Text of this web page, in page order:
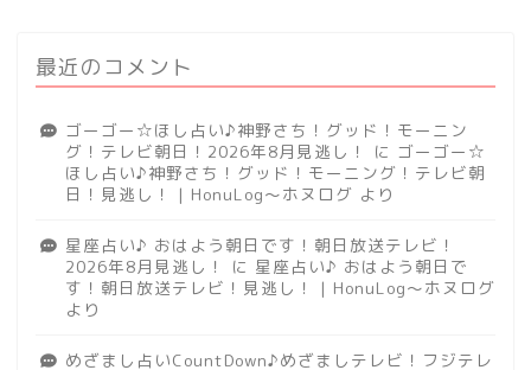
最近のコメント
ゴーゴー☆ほし占い♪神野さち！グッド！モーニン
グ！テレビ朝日！2026年8月見逃し！
に ゴーゴー☆
ほし占い♪神野さち！グッド！モーニング！テレビ朝
日！見逃し！ | HonuLog～ホヌログ より
星座占い♪ おはよう朝日です！朝日放送テレビ！
2026年8月見逃し！
に 星座占い♪ おはよう朝日で
す！朝日放送テレビ！見逃し！ | HonuLog～ホヌログ
より
めざまし占いCountDown♪めざましテレビ！フジテレ